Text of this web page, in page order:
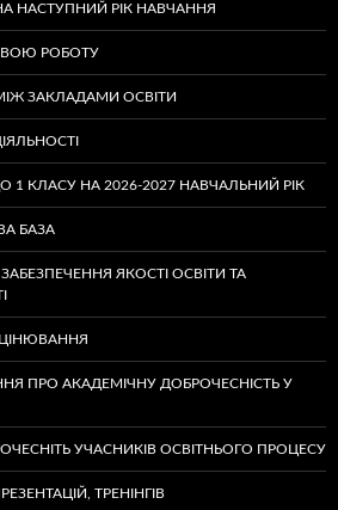
НАСТУПНИЙ РІК НАВЧАННЯ
РОБОТУ
ЗАКЛАДАМИ ОСВІТИ
КЛАСУ НА 2026-2027 НАВЧАЛЬНИЙ РІК
БАЗА
ЯКОСТІ ОСВІТИ ТА
ПРО АКАДЕМІЧНУ ДОБРОЧЕСНІСТЬ У
УЧАСНИКІВ ОСВІТНЬОГО ПРОЦЕСУ
ТРЕНІНГІВ